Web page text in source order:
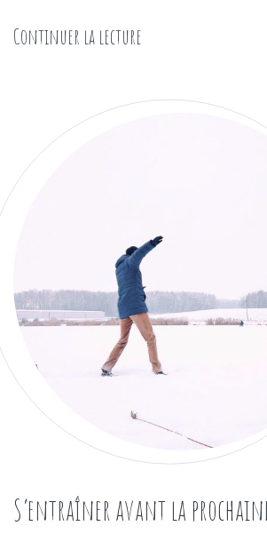
Continuer la lecture « Comment
S’entraîner avant la